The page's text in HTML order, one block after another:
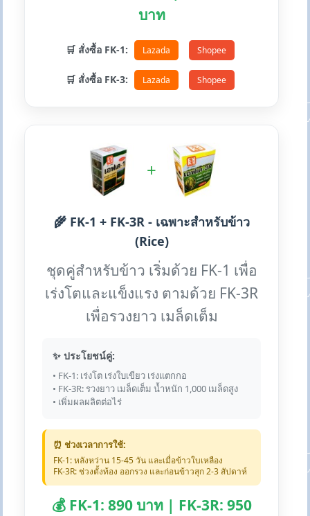
บาท
🛒 สั่งซื้อ FK-1: Lazada Shopee
🛒 สั่งซื้อ FK-3: Lazada Shopee
+
🌾 FK-1 + FK-3R - เฉพาะสำหรับข้าว
(Rice)
ชุดคู่สำหรับข้าว เริ่มด้วย FK-1 เพื่อ
เร่งโตและแข็งแรง ตามด้วย FK-3R
เพื่อรวงยาว เมล็ดเต็ม
✨ ประโยชน์คู่:
• FK-1: เร่งโต เร่งใบเขียว เร่งแตกกอ
• FK-3R: รวงยาว เมล็ดเต็ม น้ำหนัก 1,000 เมล็ดสูง
• เพิ่มผลผลิตต่อไร่
⏰ ช่วงเวลาการใช้:
FK-1: หลังหว่าน 15-45 วัน และเมื่อข้าวใบเหลือง
FK-3R: ช่วงตั้งท้อง ออกรวง และก่อนข้าวสุก 2-3 สัปดาห์
💰 FK-1: 890 บาท | FK-3R: 950